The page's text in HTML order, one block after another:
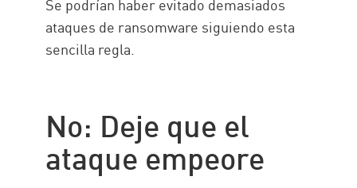
Se podrían haber evitado demasiados
ataques de ransomware siguiendo esta
sencilla regla.
No: Deje que el
ataque empeore